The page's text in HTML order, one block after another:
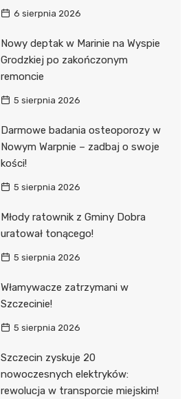
6 sierpnia 2026
Nowy deptak w Marinie na Wyspie
Grodzkiej po zakończonym
remoncie
5 sierpnia 2026
Darmowe badania osteoporozy w
Nowym Warpnie – zadbaj o swoje
kości!
5 sierpnia 2026
Młody ratownik z Gminy Dobra
uratował tonącego!
5 sierpnia 2026
Włamywacze zatrzymani w
Szczecinie!
5 sierpnia 2026
Szczecin zyskuje 20
nowoczesnych elektryków:
rewolucja w transporcie miejskim!